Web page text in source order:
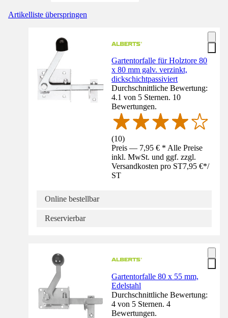
Artikelliste überspringen
Gartentorfalle für Holztore 80
x 80 mm galv. verzinkt,
dickschichtpassiviert
Durchschnittliche Bewertung:
4.1 von 5 Sternen. 10
Bewertungen.
(10)
Preis — 7,95 € * Alle Preise
inkl. MwSt. und ggf. zzgl.
Versandkosten pro ST7,95 €*/
ST
Online bestellbar
Reservierbar
Gartentorfalle 80 x 55 mm,
Edelstahl
Durchschnittliche Bewertung:
4 von 5 Sternen. 4
Bewertungen.